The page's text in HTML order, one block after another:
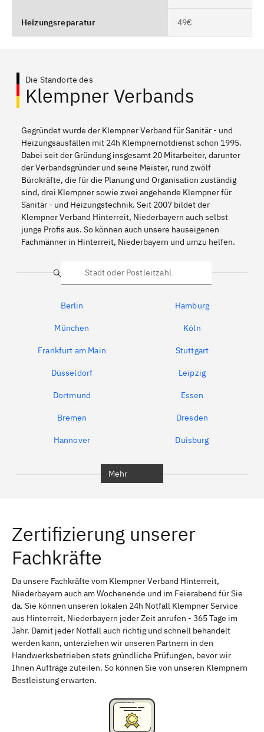
Heizungsreparatur 49€
Die Standorte des
Klempner Verbands
Gegründet wurde der Klempner Verband für Sanitär - und
Heizungsausfällen mit 24h Klempnernotdienst schon 1995.
Dabei seit der Gründung insgesamt 20 Mitarbeiter, darunter
der Verbandsgründer und seine Meister, rund zwölf
Bürokräfte, die für die Planung und Organisation zuständig
sind, drei Klempner sowie zwei angehende Klempner für
Sanitär - und Heizungstechnik. Seit 2007 bildet der
Klempner Verband Hinterreit, Niederbayern auch selbst
junge Profis aus. So können auch unsere hauseigenen
Fachmänner in Hinterreit, Niederbayern und umzu helfen.
Suche
Berlin Hamburg
München Köln
Frankfurt am Main Stuttgart
Düsseldorf Leipzig
Dortmund Essen
Bremen Dresden
Hannover Duisburg
Erlangen Bamberg
Bayreuth
Schweinfurt Passau
Freising Rudelsdorf, Mittelfranken
Mehr
Zertifizierung unserer
Fachkräfte
Da unsere Fachkräfte vom Klempner Verband Hinterreit,
Niederbayern auch am Wochenende und im Feierabend für Sie
da. Sie können unseren lokalen 24h Notfall Klempner Service
aus Hinterreit, Niederbayern jeder Zeit anrufen - 365 Tage im
Jahr. Damit jeder Notfall auch richtig und schnell behandelt
werden kann, unterziehen wir unseren Partnern in den
Handwerksbetrieben stets gründliche Prüfungen, bevor wir
Ihnen Aufträge zuteilen. So können Sie von unseren Klempnern
Bestleistung erwarten.